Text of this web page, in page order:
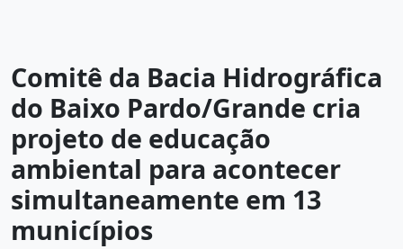
Comitê da Bacia Hidrográfica
do Baixo Pardo/Grande cria
projeto de educação
ambiental para acontecer
simultaneamente em 13
municípios